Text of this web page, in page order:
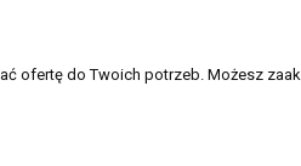
Regulamin sklepu
ofertę do Twoich potrzeb. Możesz